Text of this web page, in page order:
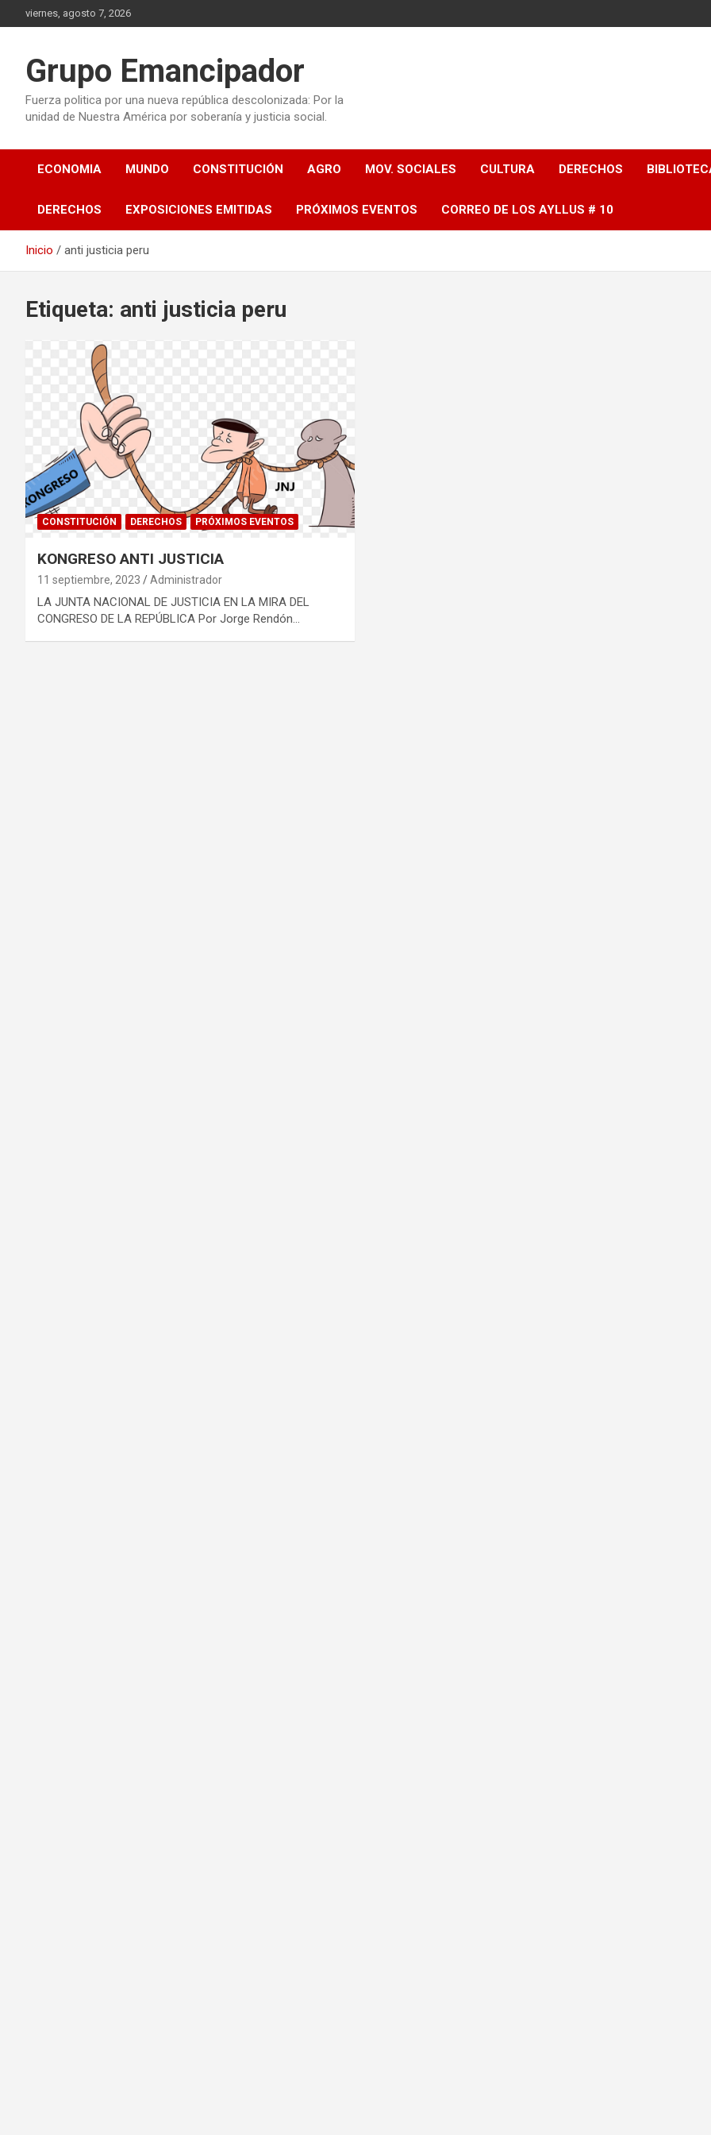
al
viernes, agosto 7, 2026
Grupo Emancipador
Fuerza politica por una nueva república descolonizada: Por la
unidad de Nuestra América por soberanía y justicia social.
ECONOMIA MUNDO CONSTITUCIÓN AGRO MOV. SOCIALES CULTURA DERECHOS
DERECHOS EXPOSICIONES EMITIDAS PRÓXIMOS EVENTOS CORREO DE LOS AYLLUS # 10
Inicio anti justicia peru
Etiqueta: anti justicia peru
CONSTITUCIÓN DERECHOS PRÓXIMOS EVENTOS
KONGRESO ANTI JUSTICIA
11 septiembre, 2023 Administrador
LA JUNTA NACIONAL DE JUSTICIA EN LA MIRA DEL
CONGRESO DE LA REPÚBLICA Por Jorge Rendón…